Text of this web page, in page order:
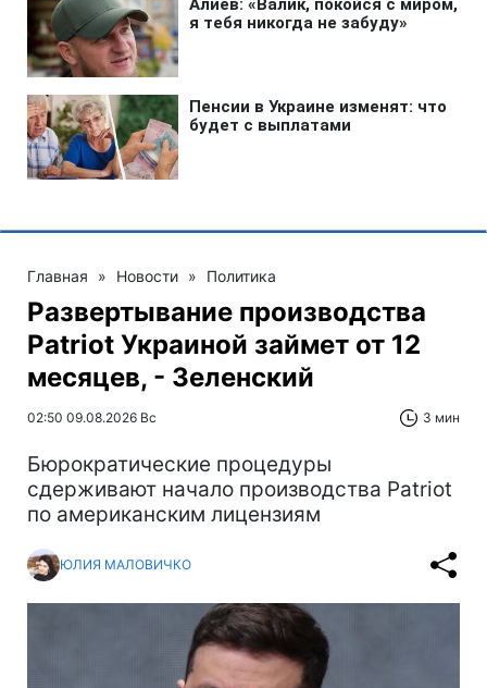
Главная » Новости » Политика
Развертывание производства
Patriot Украиной займет от 12
месяцев, - Зеленский
02:50 09.08.2026 Вс 3 мин
Бюрократические процедуры
сдерживают начало производства Patriot
по американским лицензиям
ЮЛИЯ МАЛОВИЧКО